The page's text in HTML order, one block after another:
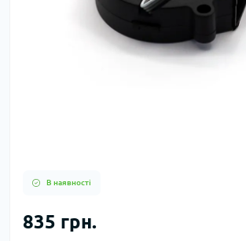
В наявності
835 грн.